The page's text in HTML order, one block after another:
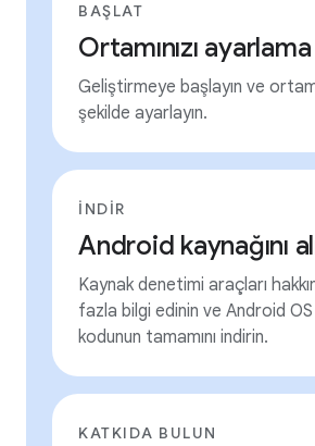
BAŞLAT
Ortamınızı ayarlama
Geliştirmeye başlayın ve
şekilde ayarlayın.
İNDIR
Android kaynağını
Kaynak denetimi araçları
fazla bilgi edinin ve Android
kodunun tamamını indirin.
KATKIDA BULUN